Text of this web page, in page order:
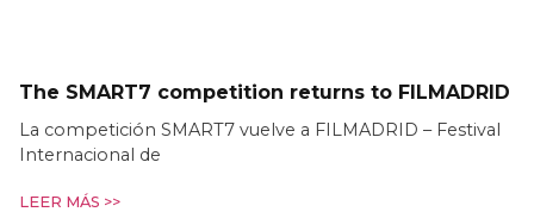
The SMART7 competition returns to FILMADRID
La competición SMART7 vuelve a FILMADRID – Festival
Internacional de
LEER MÁS >>